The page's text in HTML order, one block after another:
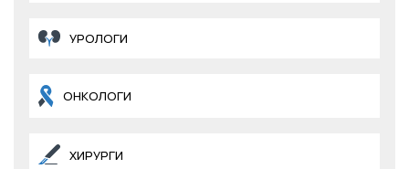
УРОЛОГИ
ОНКОЛОГИ
ХИРУРГИ